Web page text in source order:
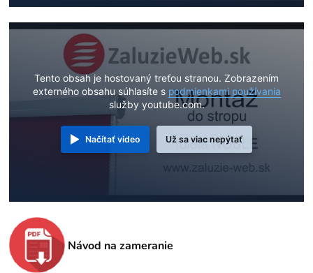
Tento obsah je hostovaný treťou stranou. Zobrazením
externého obsahu súhlasíte s podmienkami používania
služby youtube.com.
Načítať video Už sa viac nepýtať
Návod na zameranie